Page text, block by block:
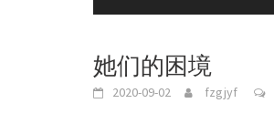
她们的困境
2020-09-02 fzgjyf